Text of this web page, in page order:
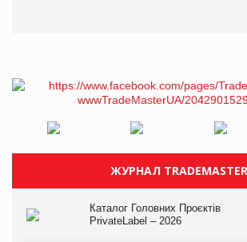
ЖУРНАЛ TRADEMASTER
Каталог Головних Проєктів
PrivateLabel – 2026